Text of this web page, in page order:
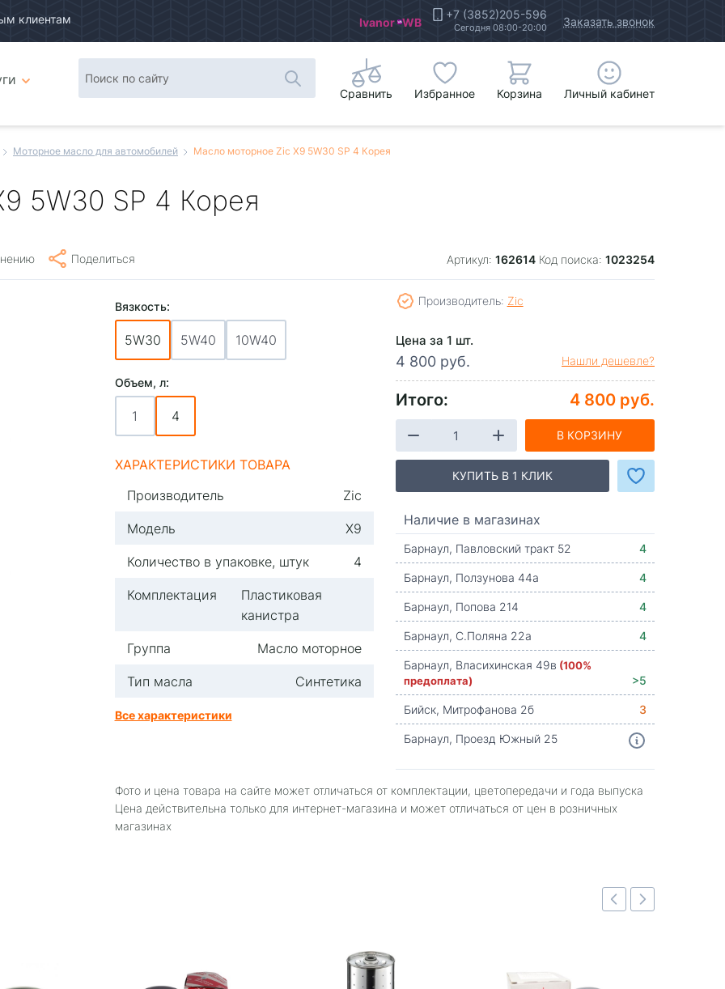
клиентам Ivanor WB +7 (3852)205-596
Сегодня 08:00-20:00 Заказать звонок
Сравнить Избранное Корзина Личный кабинет
Моторное масло для автомобилей Масло моторное Zic X9 5W30 SP 4 Корея
5W30 SP 4 Корея
Поделиться Артикул: 162614 Код поиска: 1023254
Вязкость:
5W30 5W40 10W40
Объем, л:
1 4
ХАРАКТЕРИСТИКИ ТОВАРА
Производитель
Zic
Модель
X9
Количество в упаковке, штук
4
Комплектация
Пластиковая
канистра
Группа
Масло моторное
Тип масла
Синтетика
Все характеристики
Производитель: Zic
Цена за 1 шт.
4 800 руб. Нашли дешевле?
Итого: 4 800 руб.
В КОРЗИНУ
КУПИТЬ В 1 КЛИК
Наличие в магазинах
Барнаул, Павловский тракт 52
4
Барнаул, Ползунова 44а
4
Барнаул, Попова 214
4
Барнаул, С.Поляна 22а
4
Барнаул, Власихинская 49в (100%
предоплата)
>5
Бийск, Митрофанова 2б
3
Барнаул, Проезд Южный 25
Фото и цена товара на сайте может отличаться от комплектации, цветопередачи и года выпуска
Цена действительна только для интернет-магазина и может отличаться от цен в розничных
магазинах